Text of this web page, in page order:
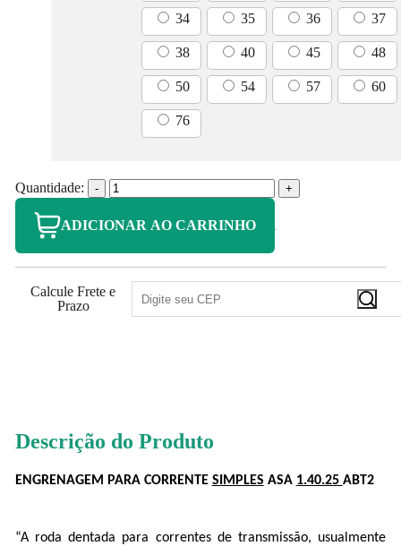
34 35 36 37
38 40 45 48
50 54 57 60
76
Quantidade: - +
ADICIONAR AO CARRINHO
Calcule Frete e
Prazo
Descrição do Produto
ENGRENAGEM PARA CORRENTE SIMPLES ASA 1.40.25 ABT2
“A roda dentada para correntes de transmissão, usualmente